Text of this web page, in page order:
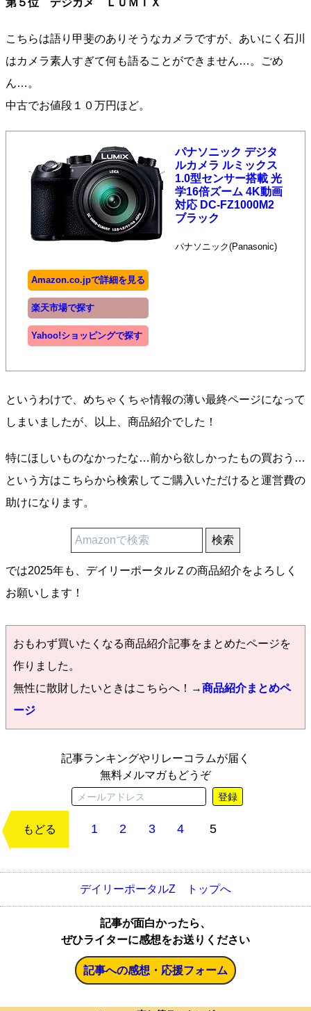
第５位 デジカメ ＬＵＭＩＸ
こちらは語り甲斐のありそうなカメラですが、あいにく石川
はカメラ素人すぎて何も語ることができません…。ごめ
ん…。
中古でお値段１０万円ほど。
パナソニック デジタ
ルカメラ ルミックス
1.0型センサー搭載 光
学16倍ズーム 4K動画
対応 DC-FZ1000M2
ブラック
パナソニック(Panasonic)
Amazon.co.jpで詳細を見る
楽天市場で探す
Yahoo!ショッピングで探す
というわけで、めちゃくちゃ情報の薄い最終ページになって
しまいましたが、以上、商品紹介でした！
特にほしいものなかったな…前から欲しかったもの買おう…
という方はこちらから検索してご購入いただけると運営費の
助けになります。
では2025年も、デイリーポータルＺの商品紹介をよろしく
お願いします！
おもわず買いたくなる商品紹介記事をまとめたページを
作りました。
無性に散財したいときはこちらへ！→商品紹介まとめペ
ージ
記事ランキングやリレーコラムが届く
無料メルマガもどうぞ
登録
もどる 1 2 3 4 5
デイリーポータルZ トップへ
記事が面白かったら、
ぜひライターに感想をお送りください
記事への感想・応援フォーム